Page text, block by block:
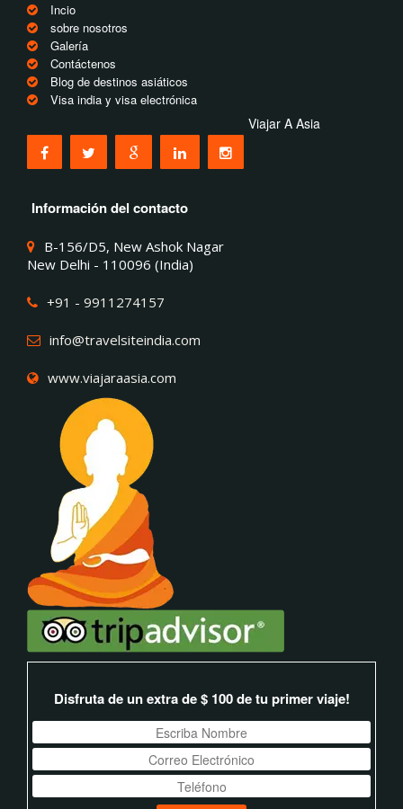
Incio
sobre nosotros
Galería
Contáctenos
Blog de destinos asiáticos
Visa india y visa electrónica
Información del contacto
Viajar A Asia
B-156/D5, New Ashok Nagar
New Delhi - 110096 (India)
+91 - 9911274157
info@travelsiteindia.com
www.viajaraasia.com
Disfruta de un extra de $ 100 de tu primer viaje!